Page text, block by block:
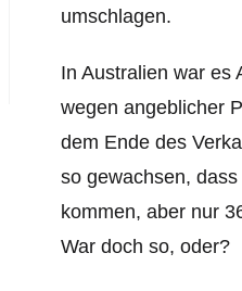
umschlagen.
In Australien war es
wegen angeblicher
dem Ende des
so gewachsen,
kommen, aber nur
War doch so, oder?